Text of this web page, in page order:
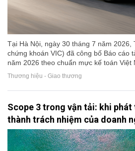
Tại Hà Nội, ngày 30 tháng 7 năm 2026,
chứng khoán VIC) đã công bố Báo cáo
năm 2026 theo chuẩn mực kế toán Việt
Thương hiệu - Giao thương
Scope 3 trong vận tải: khi
thành trách nhiệm của doanh